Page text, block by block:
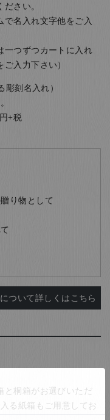
さい。
で名入れ文字他をご入
一つずつカートに入れ
入力下さい）
刻名入れ）
+税
り物として
ついて詳しくはこちら
と桐箱がお選びいただ
る紙箱もご用意してお